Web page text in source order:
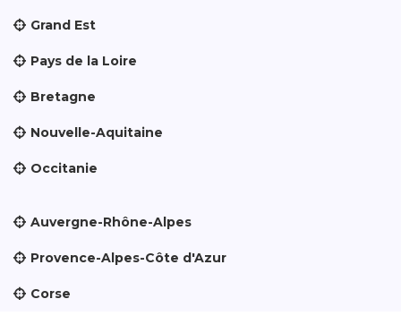
Grand Est
Pays de la Loire
Bretagne
Nouvelle-Aquitaine
Occitanie
Auvergne-Rhône-Alpes
Provence-Alpes-Côte d'Azur
Corse